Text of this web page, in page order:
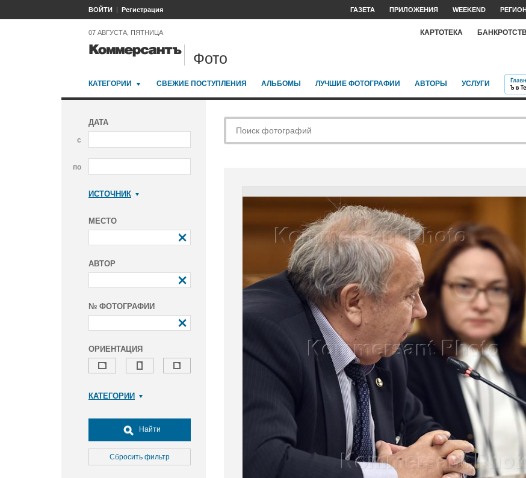
ВОЙТИ Регистрация ГАЗЕТА ПРИЛОЖЕНИЯ WEEKEND
07 АВГУСТА, ПЯТНИЦА КАРТОТЕКА
Фото
КАТЕГОРИИ СВЕЖИЕ ПОСТУПЛЕНИЯ АЛЬБОМЫ ЛУЧШИЕ ФОТОГРАФИИ АВТОРЫ УСЛУГИ
ДАТА
с
по
ИСТОЧНИК
МЕСТО
АВТОР
№ ФОТОГРАФИИ
ОРИЕНТАЦИЯ
КАТЕГОРИИ
Досуг, туризм и отдых
Культура
Медицина
Найти
Сбросить фильтр